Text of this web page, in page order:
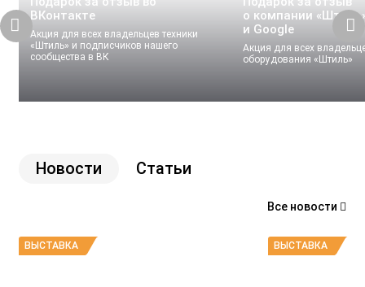
ВКонтакте
Акция для всех владельцев техники
«Штиль» и подписчиков нашего
сообщества в ВК
о компании
и Google
Акция для всех
оборудования «Штиль»
Новости Статьи
Все новости
ВЫСТАВКА ВЫСТАВКА